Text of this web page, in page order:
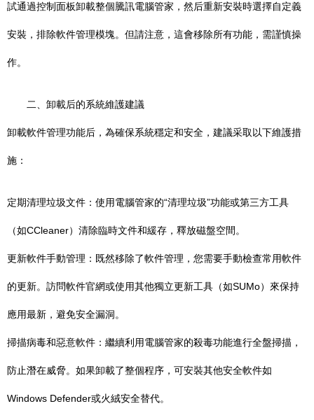
試通過控制面板卸載整個騰訊電腦管家，然后重新安裝時選擇自定義
安裝，排除軟件管理模塊。但請注意，這會移除所有功能，需謹慎操
作。
二、卸載后的系統維護建議
卸載軟件管理功能后，為確保系統穩定和安全，建議采取以下維護措
施：
定期清理垃圾文件：使用電腦管家的“清理垃圾”功能或第三方工具
（如CCleaner）清除臨時文件和緩存，釋放磁盤空間。
更新軟件手動管理：既然移除了軟件管理，您需要手動檢查常用軟件
的更新。訪問軟件官網或使用其他獨立更新工具（如SUMo）來保持
應用最新，避免安全漏洞。
掃描病毒和惡意軟件：繼續利用電腦管家的殺毒功能進行全盤掃描，
防止潛在威脅。如果卸載了整個程序，可安裝其他安全軟件如
Windows Defender或火絨安全替代。